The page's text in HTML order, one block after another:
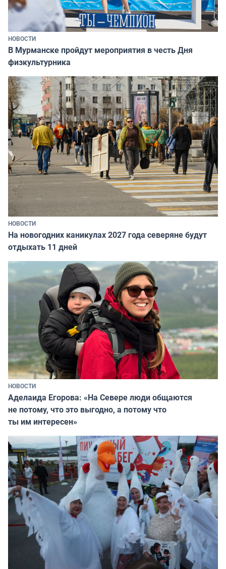
НОВОСТИ
В Мурманске пройдут мероприятия в честь Дня
физкультурника
НОВОСТИ
На новогодних каникулах 2027 года северяне будут
отдыхать 11 дней
НОВОСТИ
Аделаида Егорова: «На Севере люди общаются
не потому, что это выгодно, а потому что
ты им интересен»